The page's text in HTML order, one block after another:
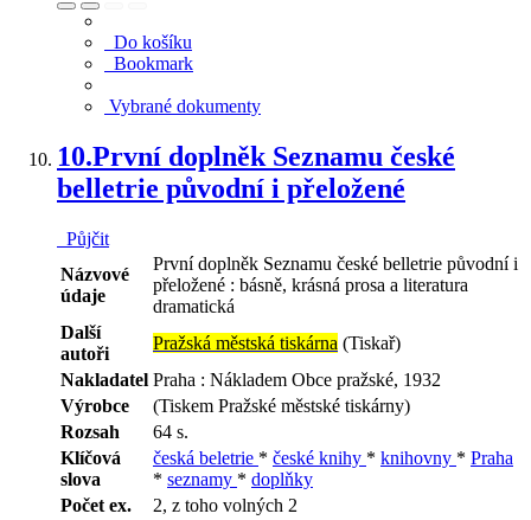
Do košíku
Bookmark
Vybrané dokumenty
10.První doplněk Seznamu české
belletrie původní i přeložené
Půjčit
Názvové
údaje
První doplněk Seznamu české belletrie původní i
přeložené : básně, krásná prosa a literatura
dramatická
Další
autoři
Pražská městská tiskárna (Tiskař)
Nakladatel Praha : Nákladem Obce pražské, 1932
Výrobce
(Tiskem Pražské městské tiskárny)
Rozsah
64 s.
Klíčová
slova
česká beletrie * české knihy * knihovny * Praha
* seznamy * doplňky
Počet ex.
2, z toho volných 2